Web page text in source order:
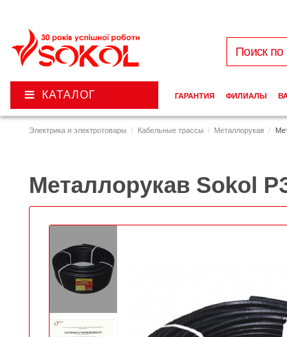
Электрика и электротовары Кабельные трассы Металлорукав
Металлорукав Sokol
КАТАЛОГ ГАРАНТИЯ ФИЛИАЛЫ